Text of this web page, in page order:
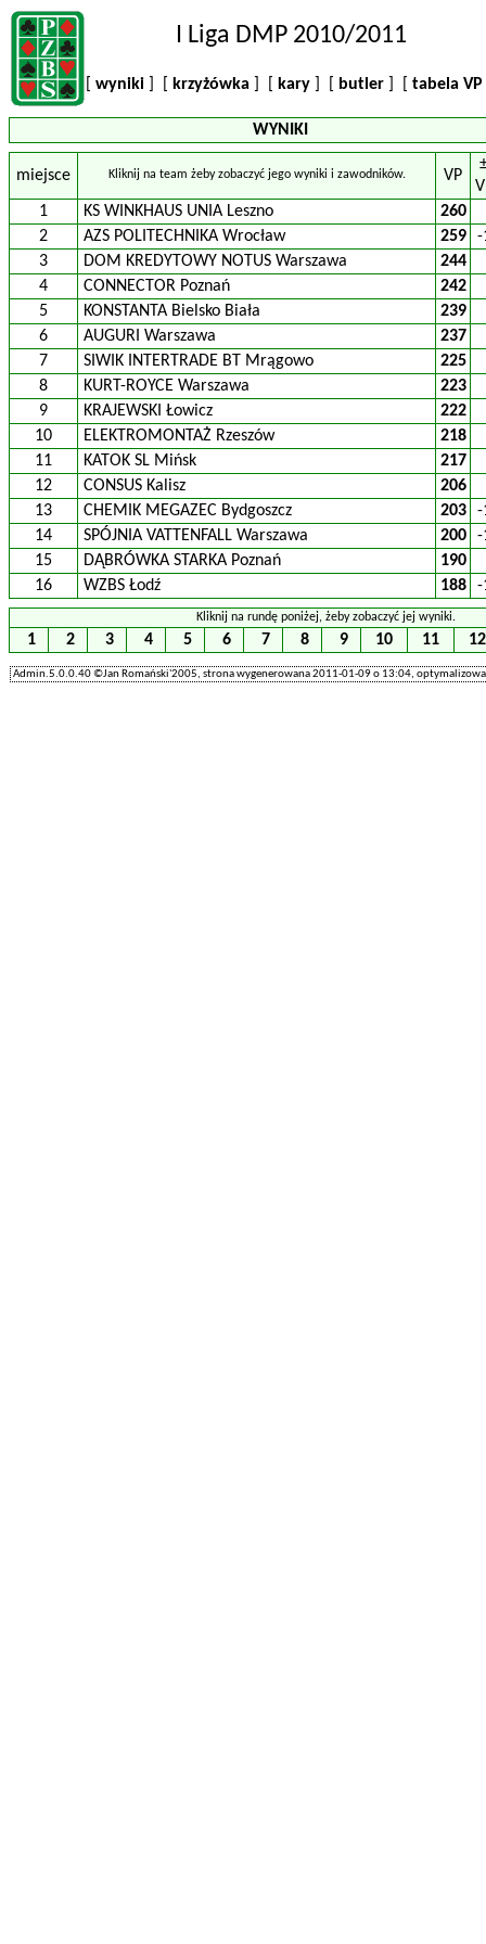
I Liga DMP 2010/2011
wyniki krzyżówka kary butler tabela VP
WYNIKI
miejsce Kliknij na team żeby zobaczyć jego wyniki i zawodników. VP
1
KS WINKHAUS UNIA Leszno
260
2
AZS POLITECHNIKA Wrocław 259
-
3
DOM KREDYTOWY NOTUS Warszawa
244
4
CONNECTOR Poznań
242
5
KONSTANTA Bielsko Biała
239
6
AUGURI Warszawa
237
7
SIWIK INTERTRADE BT Mrągowo
225
8
KURT-ROYCE Warszawa
223
9
KRAJEWSKI Łowicz
222
10
ELEKTROMONTAŻ Rzeszów
218
11
KATOK SL Mińsk
217
12
CONSUS Kalisz
206
13
CHEMIK MEGAZEC Bydgoszcz 203
-
14
SPÓJNIA VATTENFALL Warszawa 200
-
15
DĄBRÓWKA STARKA Poznań
190
16
WZBS Łodź 188 -
Kliknij na rundę poniżej, żeby zobaczyć jej wyniki.
1 2 3 4 5 6 7 8 9 10 11
Admin.5.0.0.40 ©Jan Romański'2005, strona wygenerowana 2011-01-09 o 13:04,